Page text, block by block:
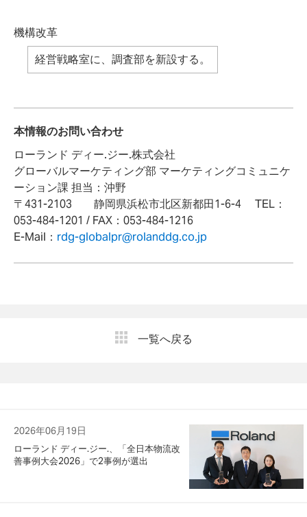
機構改革
経営戦略室に、調査部を新設する。
本情報のお問い合わせ
ローランド ディー.ジー.株式会社
グローバルマーケティング部 マーケティングコミュニケ
ーション課 担当：沖野
〒431-2103 静岡県浜松市北区新都田1-6-4 TEL：
053-484-1201 / FAX：053-484-1216
E-Mail： rdg-globalpr@rolanddg.co.jp
一覧へ戻る
2026年06月19日
ローランド ディー.ジー.、「全日本物流改
善事例大会2026」で2事例が選出